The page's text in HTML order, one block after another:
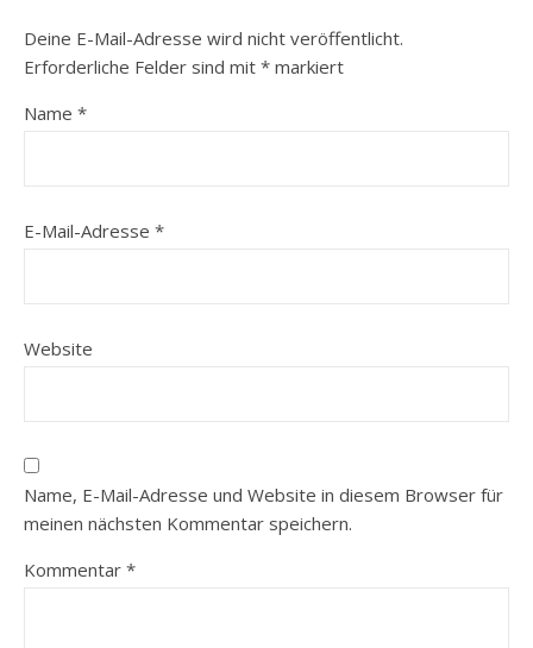
Deine E-Mail-Adresse wird nicht veröffentlicht.
Erforderliche Felder sind mit * markiert
Name *
E-Mail-Adresse *
Website
Name, E-Mail-Adresse und Website in diesem Browser für
meinen nächsten Kommentar speichern.
Kommentar *